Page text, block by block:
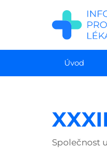
Úvod
Společnost